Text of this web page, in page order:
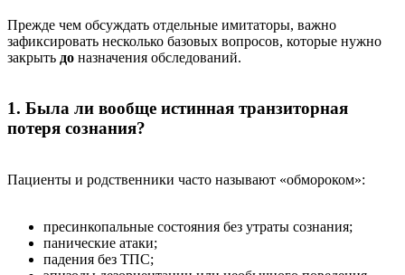
Прежде чем обсуждать отдельные имитаторы, важно
зафиксировать несколько базовых вопросов, которые нужно
закрыть до назначения обследований.
1. Была ли вообще истинная транзиторная
потеря сознания?
Пациенты и родственники часто называют «обмороком»:
пресинкопальные состояния без утраты сознания;
панические атаки;
падения без ТПС;